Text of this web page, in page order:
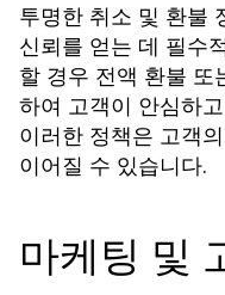
투명한 취소 및 환불
신뢰를 얻는 데 필수
할 경우 전액 환불
하여 고객이 안심하
이러한 정책은 고객
이어질 수 있습니다.
마케팅 및